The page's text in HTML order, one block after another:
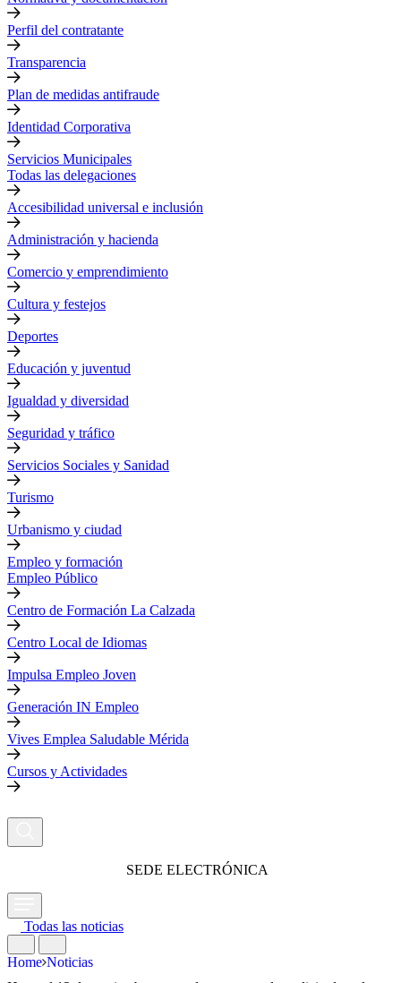
Perfil del contratante
Transparencia
Plan de medidas antifraude
Identidad Corporativa
Servicios Municipales
Todas las delegaciones
Accesibilidad universal e inclusión
Administración y hacienda
Comercio y emprendimiento
Cultura y festejos
Deportes
Educación y juventud
Igualdad y diversidad
Seguridad y tráfico
Servicios Sociales y Sanidad
Turismo
Urbanismo y ciudad
Empleo y formación
Empleo Público
Centro de Formación La Calzada
Centro Local de Idiomas
Impulsa Empleo Joven
Generación IN Empleo
Vives Emplea Saludable Mérida
Cursos y Actividades
SEDE ELECTRÓNICA
Todas las noticias
Home Noticias